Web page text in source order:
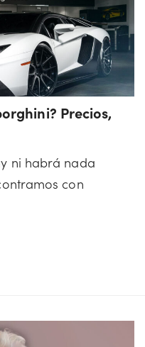
Precios,
ni habrá nada
con